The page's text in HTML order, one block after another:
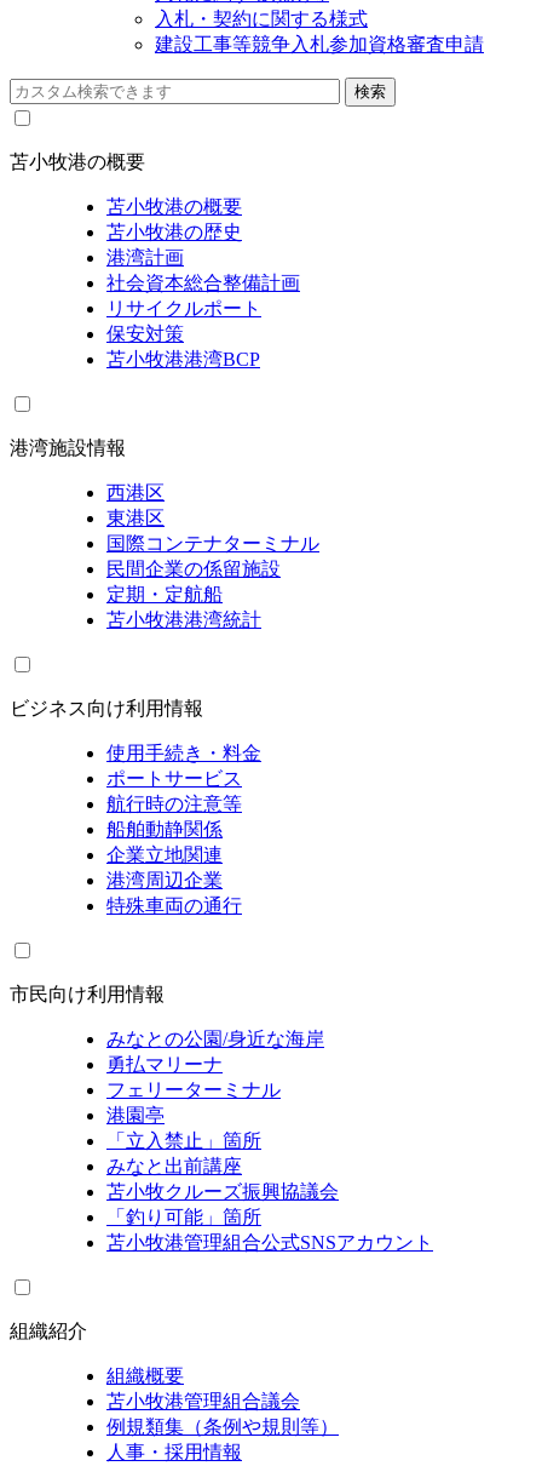
入札・契約に関する様式
建設工事等競争入札参加資格審査申請
苫小牧港の概要
苫小牧港の概要
苫小牧港の歴史
港湾計画
社会資本総合整備計画
リサイクルポート
保安対策
苫小牧港港湾BCP
港湾施設情報
西港区
東港区
国際コンテナターミナル
民間企業の係留施設
定期・定航船
苫小牧港港湾統計
ビジネス向け利用情報
使用手続き・料金
ポートサービス
航行時の注意等
船舶動静関係
企業立地関連
港湾周辺企業
特殊車両の通行
市民向け利用情報
みなとの公園/身近な海岸
勇払マリーナ
フェリーターミナル
港園亭
「立入禁止」箇所
みなと出前講座
苫小牧クルーズ振興協議会
「釣り可能」箇所
苫小牧港管理組合公式SNSアカウント
組織紹介
組織概要
苫小牧港管理組合議会
例規類集（条例や規則等）
人事・採用情報